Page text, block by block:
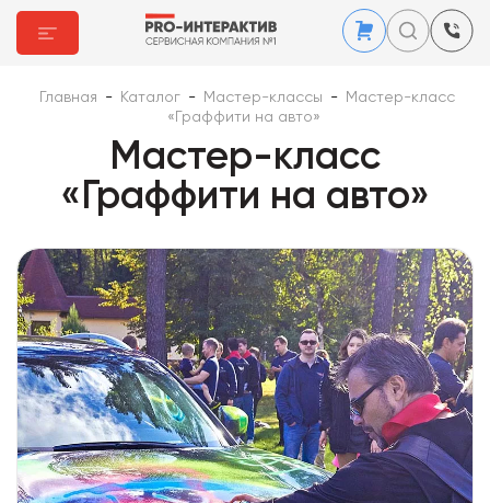
Главная - Каталог - Мастер-классы -
Мастер-класс
«Граффити на авто»
Мастер-класс
«Граффити на авто»